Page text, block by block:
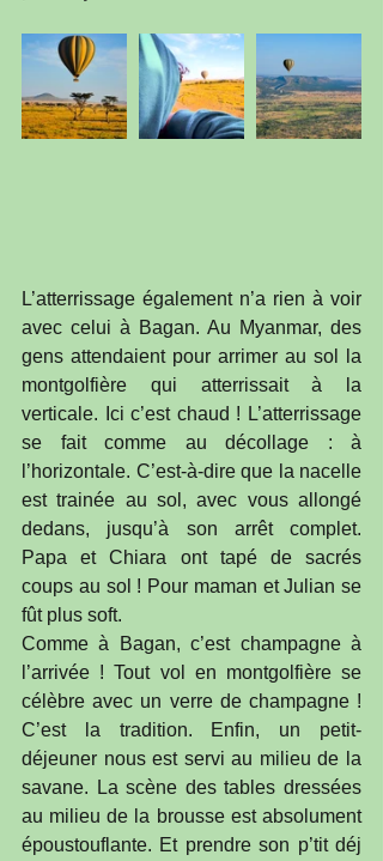
L’atterrissage également n’a rien à voir
avec celui à Bagan. Au Myanmar, des
gens attendaient pour arrimer au sol la
montgolfière qui atterrissait à la
verticale. Ici c’est chaud ! L’atterrissage
se fait comme au décollage : à
l’horizontale. C’est-à-dire que la nacelle
est trainée au sol, avec vous allongé
dedans, jusqu’à son arrêt complet.
Papa et Chiara ont tapé de sacrés
coups au sol ! Pour maman et Julian se
fût plus soft.
Comme à Bagan, c’est champagne à
l’arrivée ! Tout vol en montgolfière se
célèbre avec un verre de champagne !
C’est la tradition. Enfin, un petit-
déjeuner nous est servi au milieu de la
savane. La scène des tables dressées
au milieu de la brousse est absolument
époustouflante. Et prendre son p’tit déj